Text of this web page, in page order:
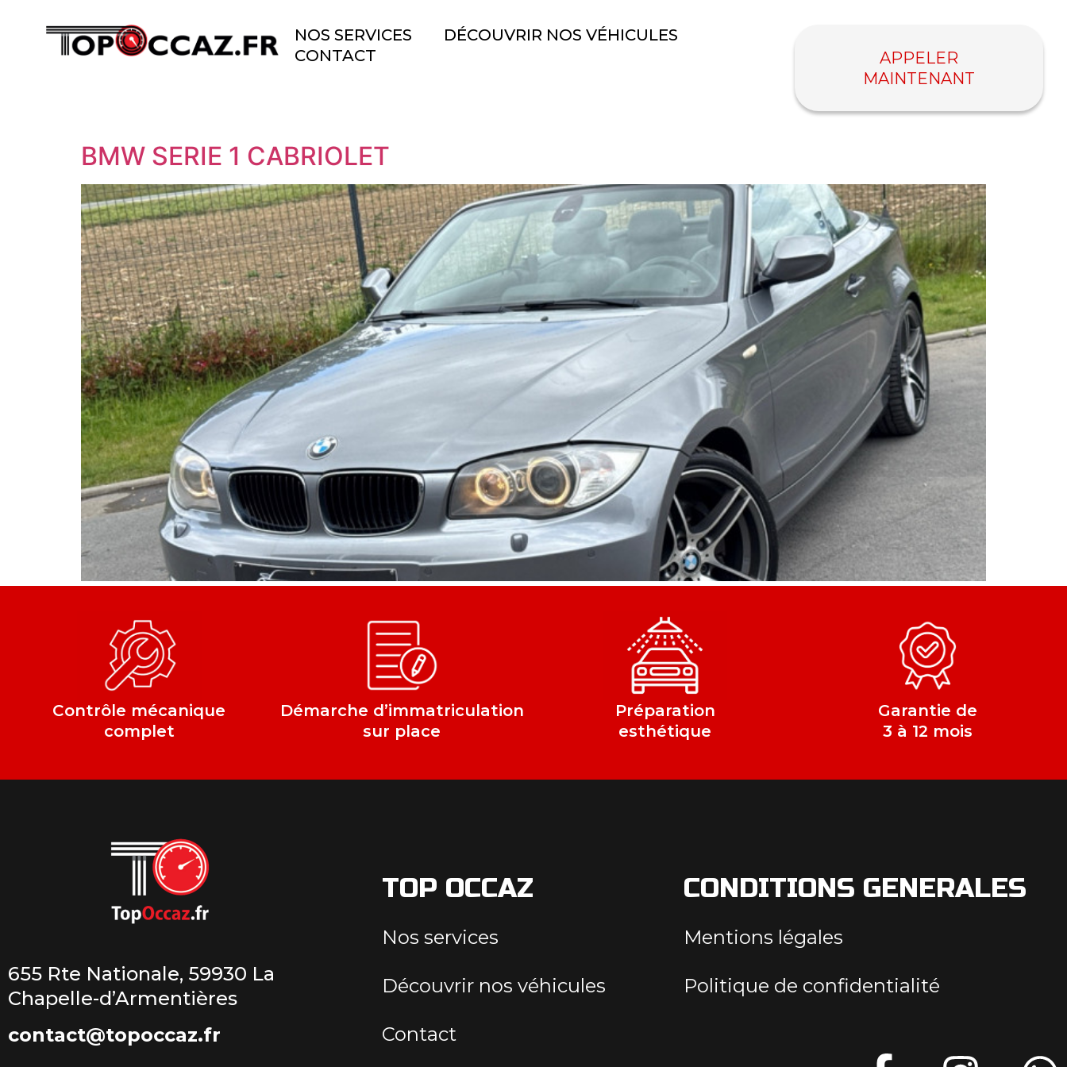
NOS SERVICES
DÉCOUVRIR NOS VÉHICULES
CONTACT
APPELER
MAINTENANT
BMW SERIE 1 CABRIOLET
Contrôle mécanique
complet
Démarche d’immatriculation
sur place
Préparation
esthétique
Garantie de
3 à 12 mois
655 Rte Nationale, 59930 La
Chapelle-d’Armentières
contact@topoccaz.fr
TOP OCCAZ
Nos services
Découvrir nos véhicules
Contact
CONDITIONS GENERALES
Mentions légales
Politique de confidentialité